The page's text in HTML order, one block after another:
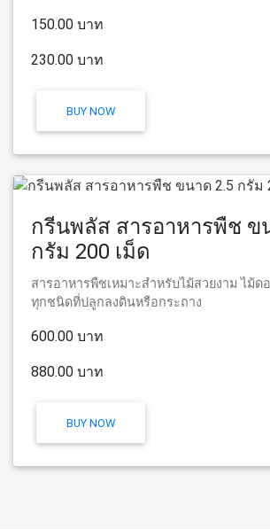
150.00 บาท
230.00 บาท
BUY NOW
กรีนพลัส สารอาหารพืช ข
กรัม 200 เม็ด
สารอาหารพืชเหมาะสำหรับไม้สวยงาม ไม้ด
ทุกชนิดที่ปลูกลงดินหรือกระถาง
600.00 บาท
880.00 บาท
BUY NOW